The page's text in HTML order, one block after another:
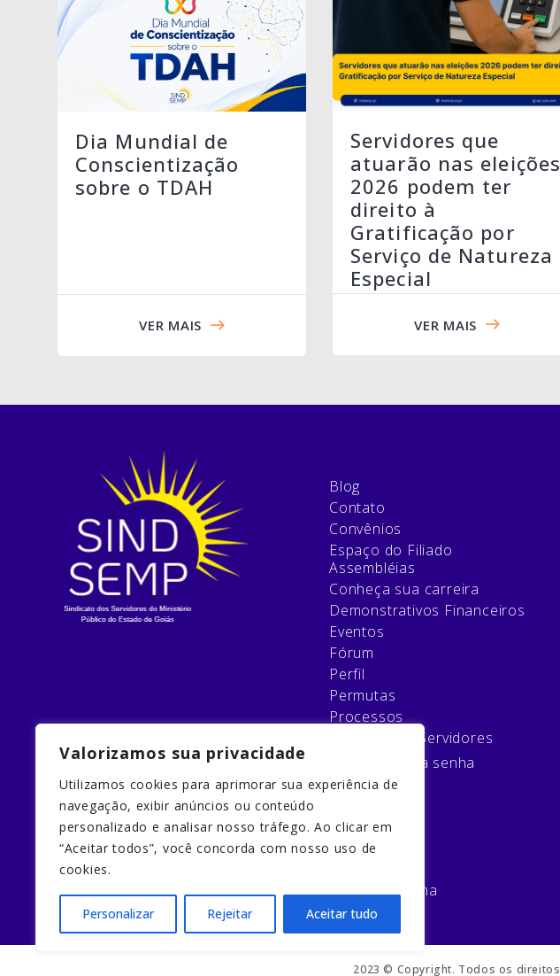
Valorizamos sua privacidade
Utilizamos cookies para aprimorar sua experiência de
navegação, exibir anúncios ou conteúdo
personalizado e analisar nosso tráfego. Ao clicar em
“Aceitar todos”, você concorda com nosso uso de
cookies.
Personalizar Rejeitar Aceitar tudo
Dia Mundial de
Conscientização
sobre o TDAH
VER MAIS
Servidores que
atuarão nas eleições
2026 podem ter
direito à
Gratificação por
Serviço de Natureza
Especial
VER MAIS
Blog
Contato
Convênios
Espaço do Filiado
Assembléias
Conheça sua carreira
Demonstrativos Financeiros
Eventos
Fórum
Perfil
Permutas
Processos
Relatório de Servidores
Esqueci minha senha
Filie-se
Home
Home
Redefinir senha
2023 © Copyright. Todos os